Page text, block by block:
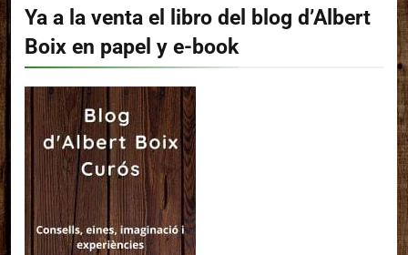
Ya a la venta el libro del blog d’Albert
Boix en papel y e-book